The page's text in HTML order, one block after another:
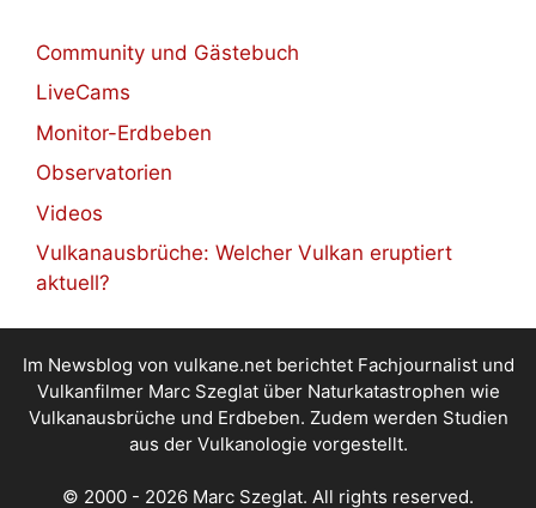
Community und Gästebuch
LiveCams
Monitor-Erdbeben
Observatorien
Videos
Vulkanausbrüche: Welcher Vulkan eruptiert
aktuell?
Im Newsblog von vulkane.net berichtet Fachjournalist und
Vulkanfilmer Marc Szeglat über Naturkatastrophen wie
Vulkanausbrüche und Erdbeben. Zudem werden Studien
aus der Vulkanologie vorgestellt.
© 2000 - 2026 Marc Szeglat. All rights reserved.